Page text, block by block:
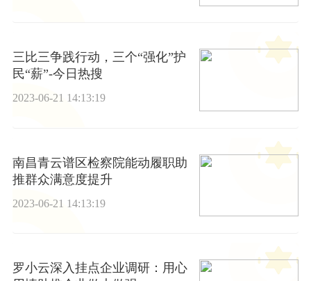
三比三争践行动，三个“强化”护
民“薪”-今日热搜
2023-06-21 14:13:19
南昌青云谱区检察院能动履职助
推群众满意度提升
2023-06-21 14:13:19
罗小云深入挂点企业调研：用心